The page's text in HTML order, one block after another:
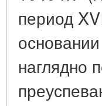
период
наглядно